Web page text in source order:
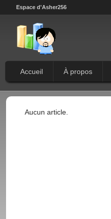
Espace d'Asher256
Accueil À propos
Aucun article.